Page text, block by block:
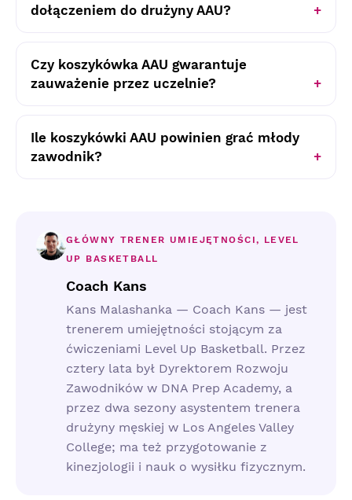
dołączeniem do drużyny AAU?
Czy koszykówka AAU gwarantuje
zauważenie przez uczelnie?
Ile koszykówki AAU powinien grać młody
zawodnik?
GŁÓWNY TRENER UMIEJĘTNOŚCI, LEVEL
UP BASKETBALL
Coach Kans
Kans Malashanka — Coach Kans — jest
trenerem umiejętności stojącym za
ćwiczeniami Level Up Basketball. Przez
cztery lata był Dyrektorem Rozwoju
Zawodników w DNA Prep Academy, a
przez dwa sezony asystentem trenera
drużyny męskiej w Los Angeles Valley
College; ma też przygotowanie z
kinezjologii i nauk o wysiłku fizycznym.